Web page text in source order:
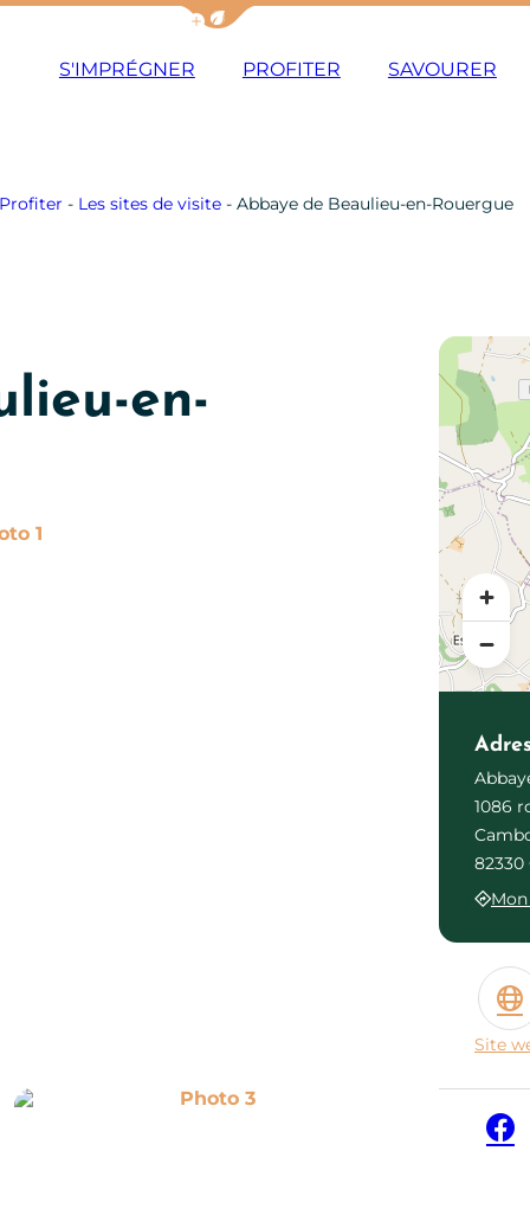
Afficher la barre de navigation du
S'IMPRÉGNER PROFITER SAVOURER
Profiter - Les sites de visite- Abbaye de Beaulieu-en-Rouergue
en-
1
Photo 3
1086
82330
Site